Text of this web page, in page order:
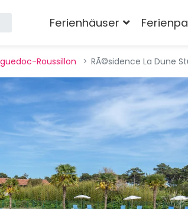
Ferienhäuser
Roussillon RÃ©sidence La Dune